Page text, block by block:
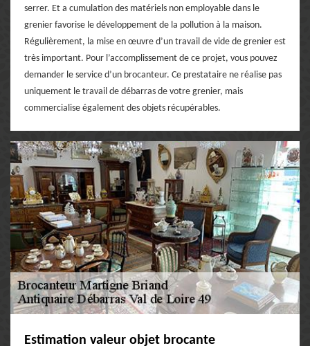
serrer. Et a cumulation des matériels non employable dans le
grenier favorise le développement de la pollution à la maison.
Régulièrement, la mise en œuvre d’un travail de vide de grenier est
très important. Pour l’accomplissement de ce projet, vous pouvez
demander le service d’un brocanteur. Ce prestataire ne réalise pas
uniquement le travail de débarras de votre grenier, mais
commercialise également des objets récupérables.
Estimation valeur objet brocante